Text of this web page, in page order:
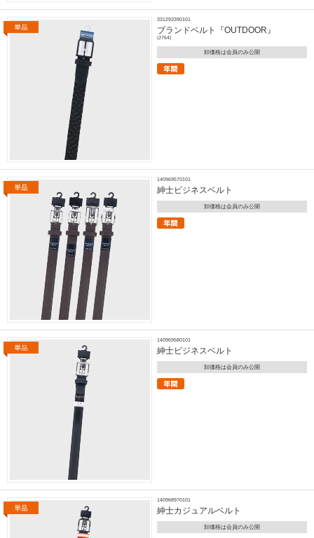
331293390101
ブランドベルト『OUTDOOR』
(J764)
卸価格は会員のみ公開
140969570101
紳士ビジネスベルト
卸価格は会員のみ公開
140969580101
紳士ビジネスベルト
卸価格は会員のみ公開
140968970101
紳士カジュアルベルト
卸価格は会員のみ公開